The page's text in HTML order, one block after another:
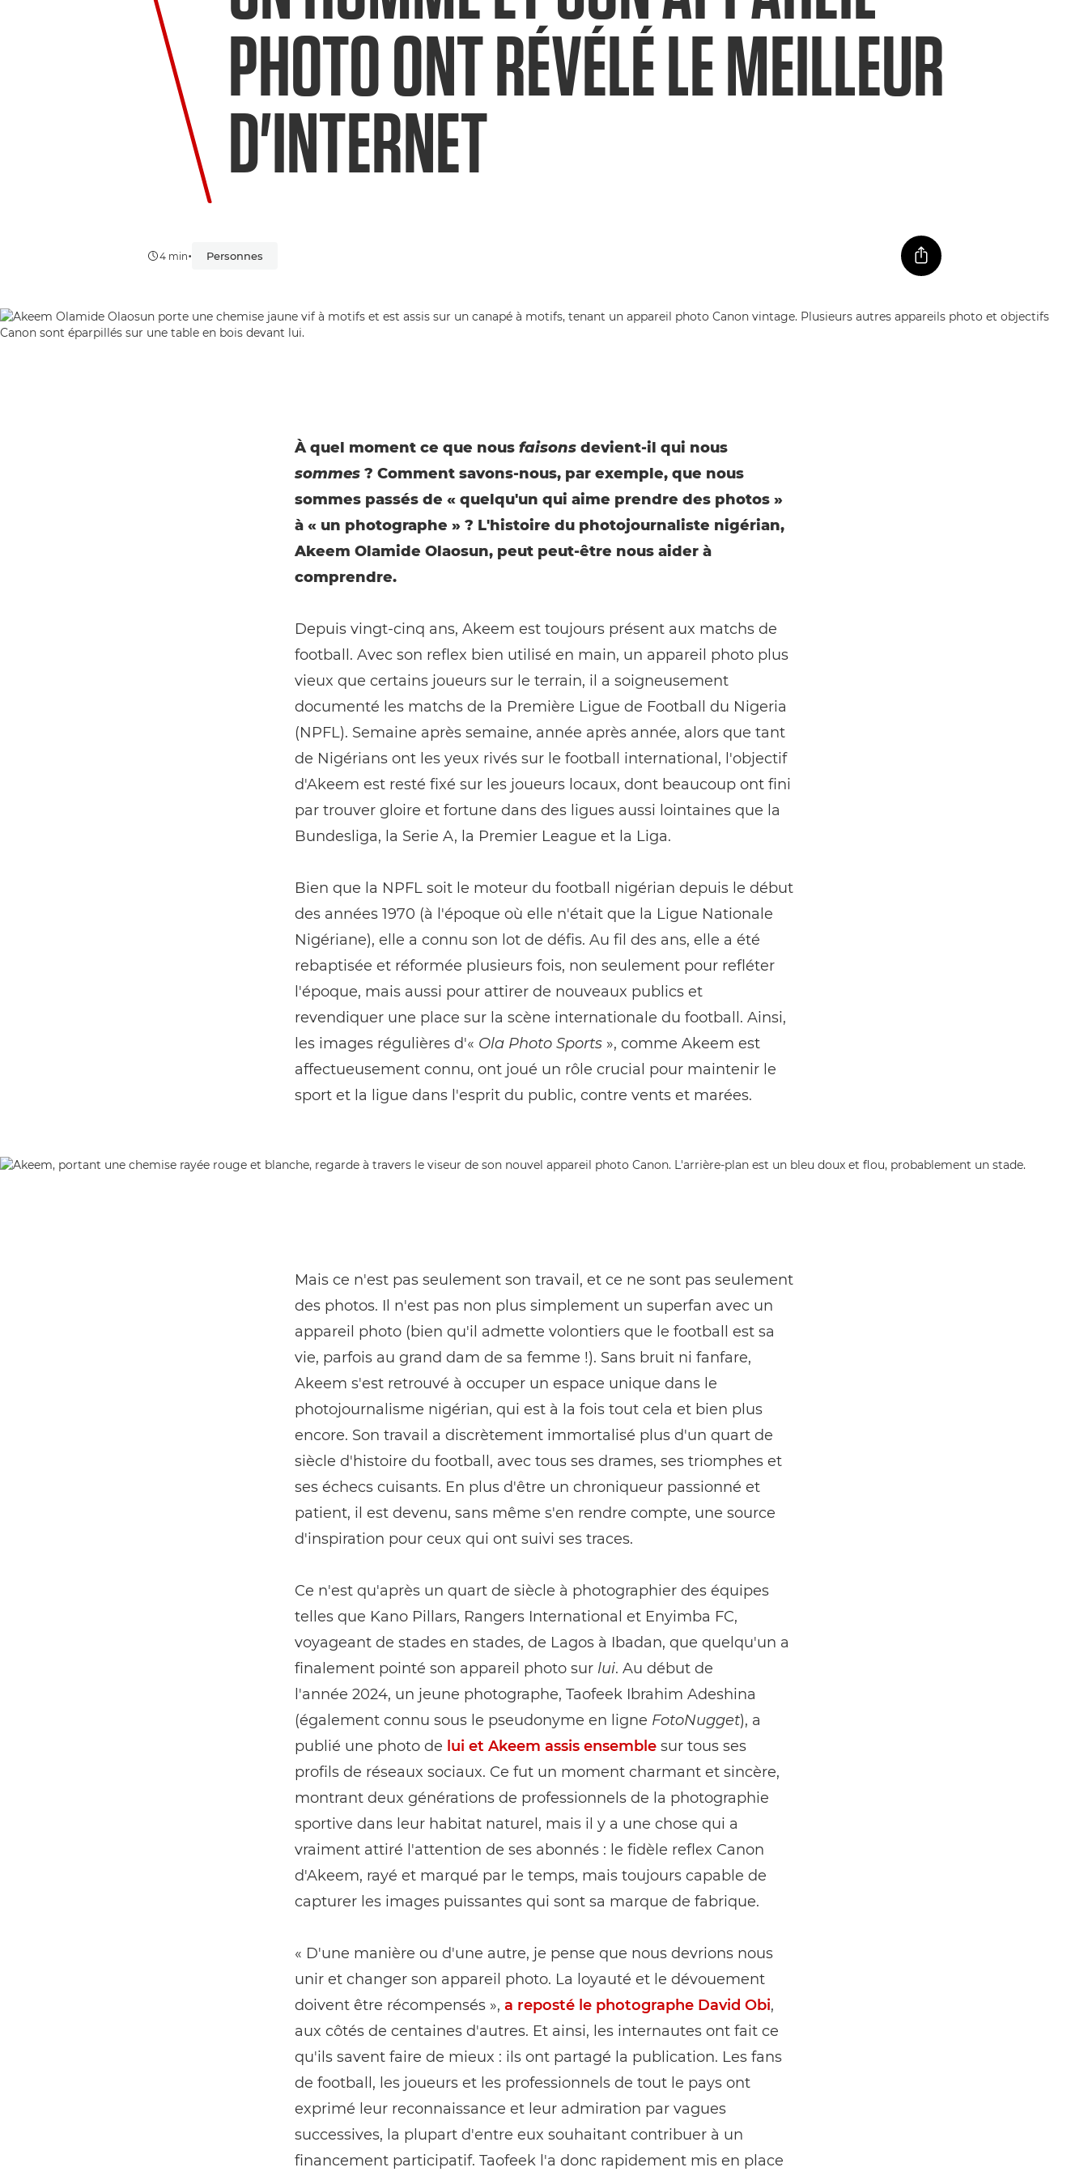
PHOTO ONT RÉVÉLÉ LE MEILLEUR
D'INTERNET
4 min• Personnes
À quel moment ce que nous faisons devient-il qui nous
sommes? Comment savons-nous, par exemple, que nous
sommes passés de « quelqu'un qui aime prendre des photos »
à « un photographe » ? L'histoire du photojournaliste nigérian,
Akeem Olamide Olaosun, peut peut-être nous aider à
comprendre.
Depuis vingt-cinq ans, Akeem est toujours présent aux matchs de
football. Avec son reflex bien utilisé en main, un appareil photo plus
vieux que certains joueurs sur le terrain, il a soigneusement
documenté les matchs de la Première Ligue de Football du Nigeria
(NPFL). Semaine après semaine, année après année, alors que tant
de Nigérians ont les yeux rivés sur le football international, l'objectif
d'Akeem est resté fixé sur les joueurs locaux, dont beaucoup ont fini
par trouver gloire et fortune dans des ligues aussi lointaines que la
Bundesliga, la Serie A, la Premier League et la Liga.
Bien que la NPFL soit le moteur du football nigérian depuis le début
des années 1970 (à l'époque où elle n'était que la Ligue Nationale
Nigériane), elle a connu son lot de défis. Au fil des ans, elle a été
rebaptisée et réformée plusieurs fois, non seulement pour refléter
l'époque, mais aussi pour attirer de nouveaux publics et
revendiquer une place sur la scène internationale du football. Ainsi,
les images régulières d'« Ola Photo Sports», comme Akeem est
affectueusement connu, ont joué un rôle crucial pour maintenir le
sport et la ligue dans l'esprit du public, contre vents et marées.
Mais ce n'est pas seulement son travail, et ce ne sont pas seulement
des photos. Il n'est pas non plus simplement un superfan avec un
appareil photo (bien qu'il admette volontiers que le football est sa
vie, parfois au grand dam de sa femme !). Sans bruit ni fanfare,
Akeem s'est retrouvé à occuper un espace unique dans le
photojournalisme nigérian, qui est à la fois tout cela et bien plus
encore. Son travail a discrètement immortalisé plus d'un quart de
siècle d'histoire du football, avec tous ses drames, ses triomphes et
ses échecs cuisants. En plus d'être un chroniqueur passionné et
patient, il est devenu, sans même s'en rendre compte, une source
d'inspiration pour ceux qui ont suivi ses traces.
Ce n'est qu'après un quart de siècle à photographier des équipes
telles que Kano Pillars, Rangers International et Enyimba FC,
voyageant de stades en stades, de Lagos à Ibadan, que quelqu'un a
finalement pointé son appareil photo sur lui. Au début de
l'année 2024, un jeune photographe, Taofeek Ibrahim Adeshina
(également connu sous le pseudonyme en ligne FotoNugget), a
publié une photo de lui et Akeem assis ensemblesur tous ses
profils de réseaux sociaux. Ce fut un moment charmant et sincère,
montrant deux générations de professionnels de la photographie
sportive dans leur habitat naturel, mais il y a une chose qui a
vraiment attiré l'attention de ses abonnés : le fidèle reflex Canon
d'Akeem, rayé et marqué par le temps, mais toujours capable de
capturer les images puissantes qui sont sa marque de fabrique.
« D'une manière ou d'une autre, je pense que nous devrions nous
unir et changer son appareil photo. La loyauté et le dévouement
doivent être récompensés », a reposté le photographe David Obi,
aux côtés de centaines d'autres. Et ainsi, les internautes ont fait ce
qu'ils savent faire de mieux : ils ont partagé la publication. Les fans
de football, les joueurs et les professionnels de tout le pays ont
exprimé leur reconnaissance et leur admiration par vagues
successives, la plupart d'entre eux souhaitant contribuer à un
financement participatif. Taofeek l'a donc rapidement mis en place